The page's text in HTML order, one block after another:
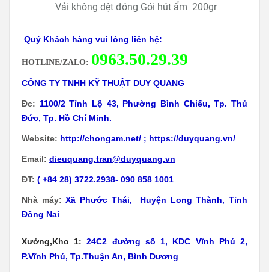
Vải không dệt đóng Gói hút ẩm 200gr
Quý Khách hàng vui lòng liên hệ:
HOTLINE/ZALO: 0963.50.29.39
CÔNG TY TNHH KỸ THUẬT DUY QUANG
Đc: 1100/2 Tỉnh Lộ 43, Phường Bình Chiểu, Tp. Thủ
Đức, Tp. Hồ Chí Minh.
Website: http://chongam.net/ ; https://duyquang.vn/
Email: dieuquang.tran@duyquang.vn
ĐT: ( +84 28) 3722.2938- 090 858 1001
Nhà máy:Xã Phước Thái, Huyện Long Thành, Tỉnh
Đồng Nai
Xưởng,Kho 1: 24C2 đường số 1, KDC Vĩnh Phú 2,
P.Vĩnh Phú, Tp.Thuận An, Bình Dương